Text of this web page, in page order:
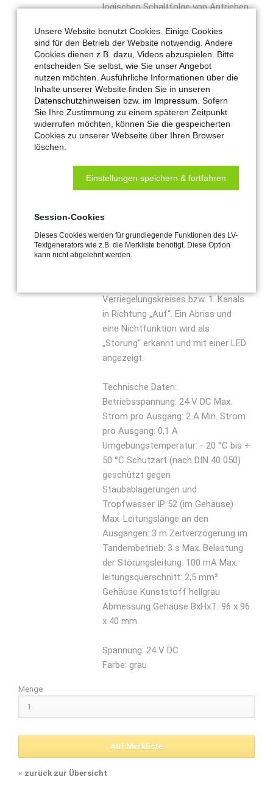
logischen Schaltfolge von Antrieben
Gehäuse. Anschlussmöglichkeiten
Antriebe und Zusatzverriegelungen
(mit und ohne Lastabschaltung) bis
2 A pro Kanal mit
Leitungsüberwachung.
Anwendungsbereich Die Steuerung
ermöglicht: - den Betrieb von max. 2
Antrieben im Tandembetrieb, - den
einem Verriegelungsantrieb als
Folge-Tandemsteuerung, - den
einem Antrieb und max. 2
Verriegelungsantrieben als Folge mit
Verriegelungskreises bzw. 1. Kanals
in Richtung „Auf“. Ein Abriss und
eine Nichtfunktion wird als
„Störung“ erkannt und mit einer LED
angezeigt.
Technische Daten:
Betriebsspannung: 24 V DC Max.
Strom pro Ausgang: 2 A Min. Strom
pro Ausgang: 0,1 A
Umgebungstemperatur: - 20 °C bis +
50 °C Schutzart (nach DIN 40 050)
geschützt gegen
Staubablagerungen und
Tropfwasser IP 52 (im Gehäuse)
Max. Leitungslänge an den
Ausgängen: 3 m Zeitverzögerung im
Tandembetrieb: 3 s Max. Belastung
der Störungsleitung: 100 mA Max.
leitungsquerschnitt: 2,5 mm²
Gehäuse Kunststoff hellgrau
Abmessung Gehäuse BxHxT: 96 x 96
x 40 mm
Spannung: 24 V DC
Farbe: grau
Menge
« zurück zur Übersicht
Unsere Website benutzt Cookies. Einige Cookies
sind für den Betrieb der Website notwendig. Andere
Cookies dienen z.B. dazu, Videos abzuspielen. Bitte
entscheiden Sie selbst, wie Sie unser Angebot
nutzen möchten. Ausführliche Informationen über die
Inhalte unserer Website finden Sie in unseren
Datenschutzhinweisen bzw. im Impressum . Sofern
Sie Ihre Zustimmung zu einem späteren Zeitpunkt
widerrufen möchten, können Sie die gespeicherten
Cookies zu unserer Webseite über Ihren Browser
löschen.
Einstellungen speichern & fortfahren
Session-Cookies
Dieses Cookies werden für grundlegende Funktionen des LV-
Textgenerators wie z.B. die Merkliste benötigt. Diese Option
kann nicht abgelehnt werden.